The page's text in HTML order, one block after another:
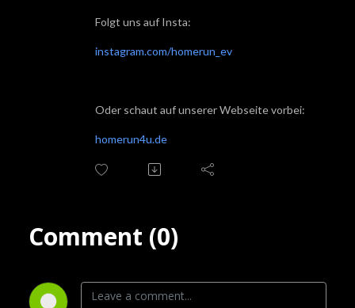
Folgt uns auf Insta:
instagram.com/homerun_ev
Oder schaut auf unserer Webseite vorbei:
homerun4u.de
Comment (0)